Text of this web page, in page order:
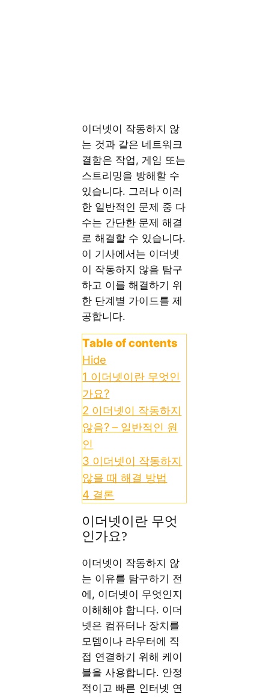
이더넷이 작동하지 않
는 것과 같은 네트워크
결함은 작업, 게임 또는
스트리밍을 방해할 수
있습니다. 그러나 이러
한 일반적인 문제 중 다
수는 간단한 문제 해결
로 해결할 수 있습니다.
이 기사에서는 이더넷
이 작동하지 않음 탐구
하고 이를 해결하기 위
한 단계별 가이드를 제
공합니다.
Table of contents
Hide
1 이더넷이란 무엇인
가요?
2 이더넷이 작동하지
않음? – 일반적인 원
인
3 이더넷이 작동하지
않을 때 해결 방법
4 결론
이더넷이란 무엇
인가요?
이더넷이 작동하지 않
는 이유를 탐구하기 전
에, 이더넷이 무엇인지
이해해야 합니다. 이더
넷은 컴퓨터나 장치를
모뎀이나 라우터에 직
접 연결하기 위해 케이
블을 사용합니다. 안정
적이고 빠른 인터넷 연